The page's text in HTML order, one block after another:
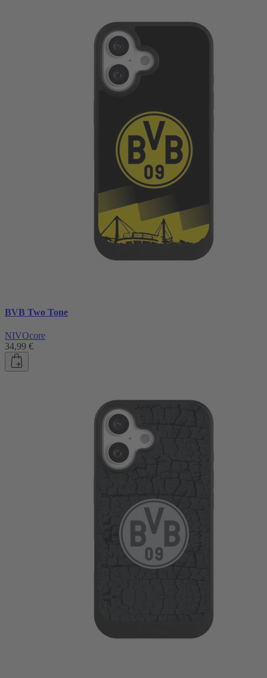
BVB Two Tone
NIVOcore
34,99 €